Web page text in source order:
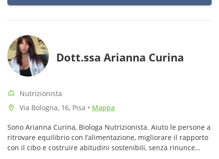
Dott.ssa Arianna Curina
Nutrizionista
Via Bologna, 16, Pisa • Mappa
Sono Arianna Curina, Biologa Nutrizionista. Aiuto le persone a
ritrovare equilibrio con l’alimentazione, migliorare il rapporto
con il cibo e costruire abitudini sostenibili, senza rinunce